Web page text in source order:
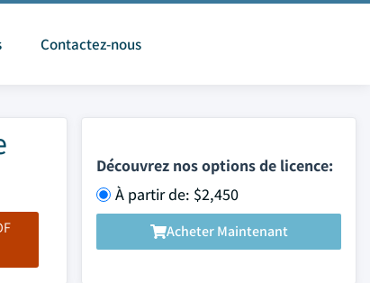
Contactez-nous
Découvrez nos options de licence:
À partir de: $2,450
Acheter Maintenant